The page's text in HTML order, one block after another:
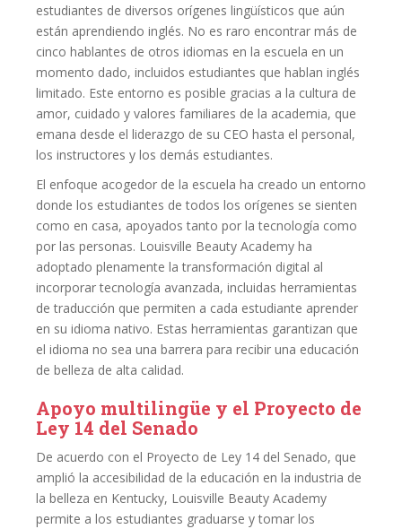
estudiantes de diversos orígenes lingüísticos que aún
están aprendiendo inglés. No es raro encontrar más de
cinco hablantes de otros idiomas en la escuela en un
momento dado, incluidos estudiantes que hablan inglés
limitado. Este entorno es posible gracias a la cultura de
amor, cuidado y valores familiares de la academia, que
emana desde el liderazgo de su CEO hasta el personal,
los instructores y los demás estudiantes.
El enfoque acogedor de la escuela ha creado un entorno
donde los estudiantes de todos los orígenes se sienten
como en casa, apoyados tanto por la tecnología como
por las personas. Louisville Beauty Academy ha
adoptado plenamente la transformación digital al
incorporar tecnología avanzada, incluidas herramientas
de traducción que permiten a cada estudiante aprender
en su idioma nativo. Estas herramientas garantizan que
el idioma no sea una barrera para recibir una educación
de belleza de alta calidad.
Apoyo multilingüe y el Proyecto de
Ley 14 del Senado
De acuerdo con el Proyecto de Ley 14 del Senado, que
amplió la accesibilidad de la educación en la industria de
la belleza en Kentucky, Louisville Beauty Academy
permite a los estudiantes graduarse y tomar los